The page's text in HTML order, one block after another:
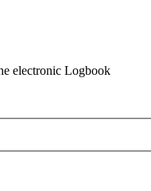
electronic Logbook